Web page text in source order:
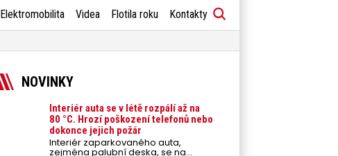
Elektromobilita Videa Flotila roku Kontakty
NOVINKY
Interiér auta se v létě rozpálí až na
80 °C. Hrozí poškození telefonů nebo
dokonce jejich požár
Interiér zaparkovaného auta,
zejména palubní deska, se na